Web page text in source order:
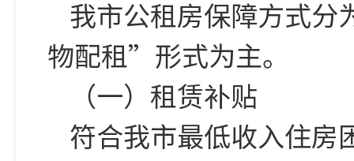
我市公租房保障方式
物配租”形式为主。
（一）租赁补贴
符合我市最低收入住房